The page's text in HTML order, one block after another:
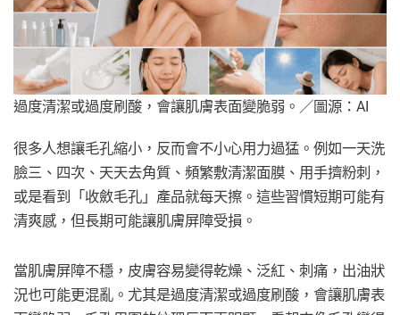
過度清潔或過度刷酸，會讓肌膚表面變脆弱。／圖源：AI
很多人想讓毛孔縮小，反而會不小心用力過猛。例如一天洗
臉三、四次、天天去角質、頻繁敷清潔面膜、用手擠粉刺，
或是看到「收斂毛孔」產品就每天擦。這些習慣短期可能有
清爽感，但長期可能讓肌膚屏障受損。
當肌膚屏障不穩，皮膚容易變得乾燥、泛紅、刺痛，出油狀
況也可能更混亂。尤其是過度清潔或過度刷酸，會讓肌膚表